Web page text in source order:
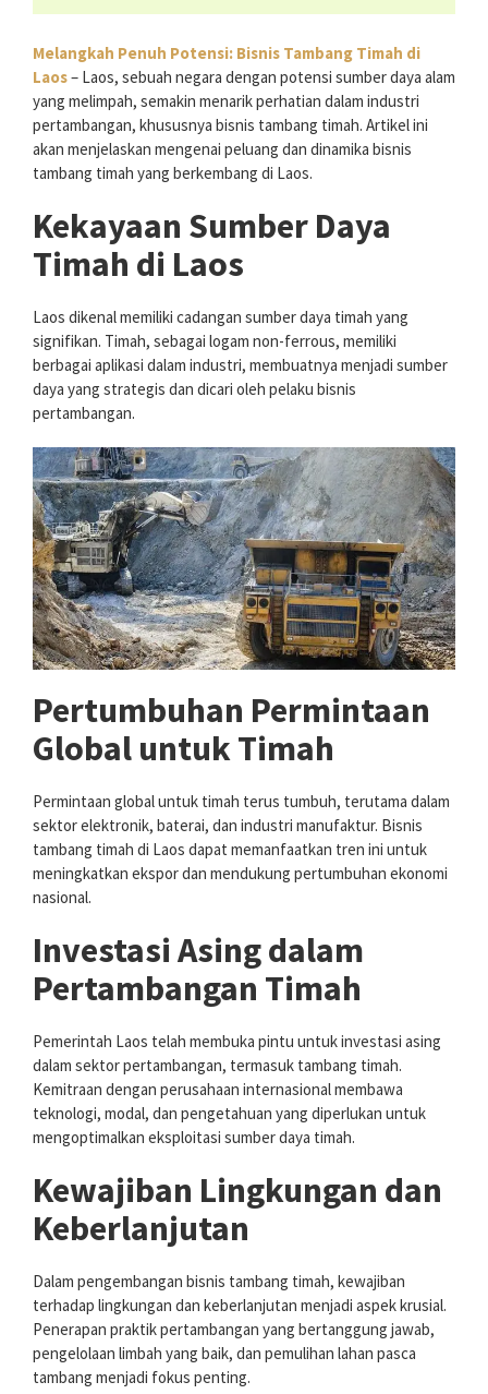
Melangkah Penuh Potensi: Bisnis Tambang Timah di
Laos– Laos, sebuah negara dengan potensi sumber daya alam
yang melimpah, semakin menarik perhatian dalam industri
pertambangan, khususnya bisnis tambang timah. Artikel ini
akan menjelaskan mengenai peluang dan dinamika bisnis
tambang timah yang berkembang di Laos.
Kekayaan Sumber Daya
Timah di Laos
Laos dikenal memiliki cadangan sumber daya timah yang
signifikan. Timah, sebagai logam non-ferrous, memiliki
berbagai aplikasi dalam industri, membuatnya menjadi sumber
daya yang strategis dan dicari oleh pelaku bisnis
pertambangan.
Pertumbuhan Permintaan
Global untuk Timah
Permintaan global untuk timah terus tumbuh, terutama dalam
sektor elektronik, baterai, dan industri manufaktur. Bisnis
tambang timah di Laos dapat memanfaatkan tren ini untuk
meningkatkan ekspor dan mendukung pertumbuhan ekonomi
nasional.
Investasi Asing dalam
Pertambangan Timah
Pemerintah Laos telah membuka pintu untuk investasi asing
dalam sektor pertambangan, termasuk tambang timah.
Kemitraan dengan perusahaan internasional membawa
teknologi, modal, dan pengetahuan yang diperlukan untuk
mengoptimalkan eksploitasi sumber daya timah.
Kewajiban Lingkungan dan
Keberlanjutan
Dalam pengembangan bisnis tambang timah, kewajiban
terhadap lingkungan dan keberlanjutan menjadi aspek krusial.
Penerapan praktik pertambangan yang bertanggung jawab,
pengelolaan limbah yang baik, dan pemulihan lahan pasca
tambang menjadi fokus penting.